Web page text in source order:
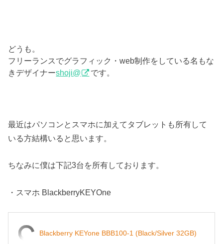
どうも。
フリーランスでグラフィック・web制作をしている名もな
きデザイナーshoji@ です。
最近はパソコンとスマホに加えてタブレットも所有して
いる方結構いると思います。
ちなみに僕は下記3台を所有しております。
・スマホ BlackberryKEYOne
Blackberry KEYone BBB100-1 (Black/Silver 32GB)